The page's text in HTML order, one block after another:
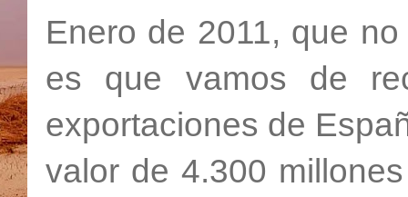
Enero de 2011, que
es que vamos de
exportaciones de
valor de 4.300